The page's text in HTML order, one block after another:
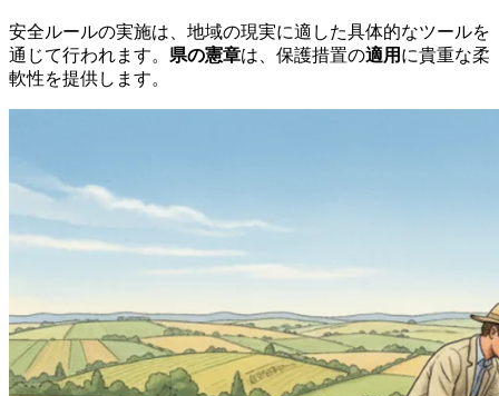
安全ルールの実施は、地域の現実に適した具体的なツールを
通じて行われます。 県の憲章は、保護措置の適用 に貴重な柔
軟性を提供します。